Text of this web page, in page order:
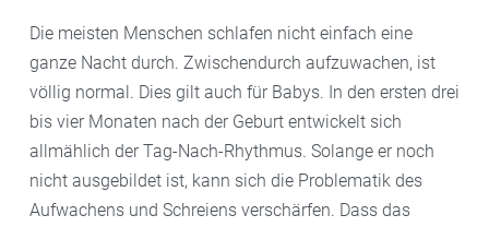
Die meisten Menschen schlafen nicht einfach eine
ganze Nacht durch. Zwischendurch aufzuwachen, ist
völlig normal. Dies gilt auch für Babys. In den ersten drei
bis vier Monaten nach der Geburt entwickelt sich
allmählich der Tag-Nach-Rhythmus. Solange er noch
nicht ausgebildet ist, kann sich die Problematik des
Aufwachens und Schreiens verschärfen. Dass das